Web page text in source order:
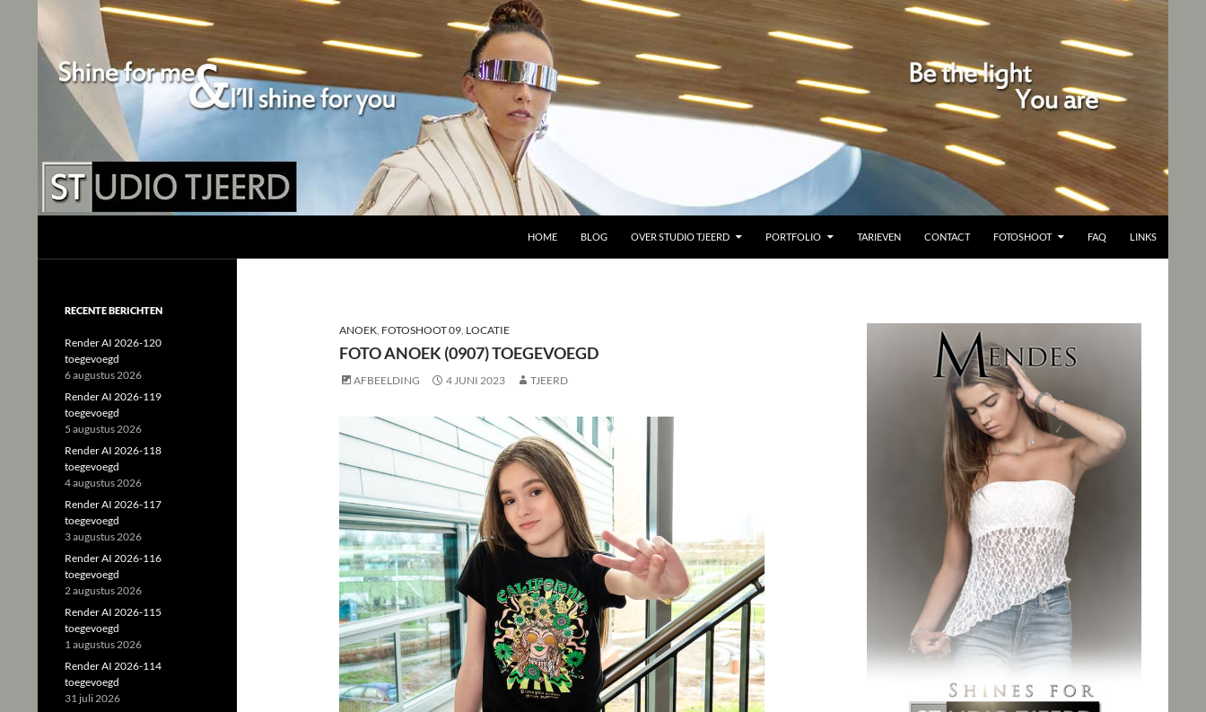
HOME
BLOG OVER STUDIO TJEERD PORTFOLIO TARIEVEN CONTACT FOTOSHOOT FAQ LINKS
ANOEK, FOTOSHOOT 09, LOCATIE
FOTO ANOEK (0907) TOEGEVOEGD
AFBEELDING 4 JUNI 2023 TJEERD
RECENTE BERICHTEN
Render AI 2026-120
toegevoegd
6 augustus 2026
Render AI 2026-119
toegevoegd
5 augustus 2026
Render AI 2026-118
toegevoegd
4 augustus 2026
Render AI 2026-117
toegevoegd
3 augustus 2026
Render AI 2026-116
toegevoegd
2 augustus 2026
Render AI 2026-115
toegevoegd
1 augustus 2026
Render AI 2026-114
toegevoegd
31 juli 2026